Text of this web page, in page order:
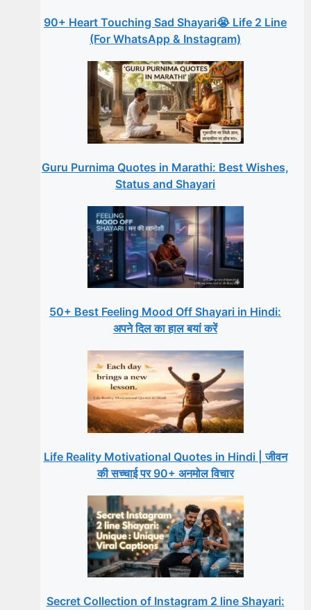
90+ Heart Touching Sad Shayari😭 Life 2 Line
(For WhatsApp & Instagram)
Guru Purnima Quotes in Marathi: Best Wishes,
Status and Shayari
50+ Best Feeling Mood Off Shayari in Hindi:
अपने दिल का हाल बयां करें
Life Reality Motivational Quotes in Hindi | जीवन
की सच्चाई पर 90+ अनमोल विचार
Secret Collection of Instagram 2 line Shayari: